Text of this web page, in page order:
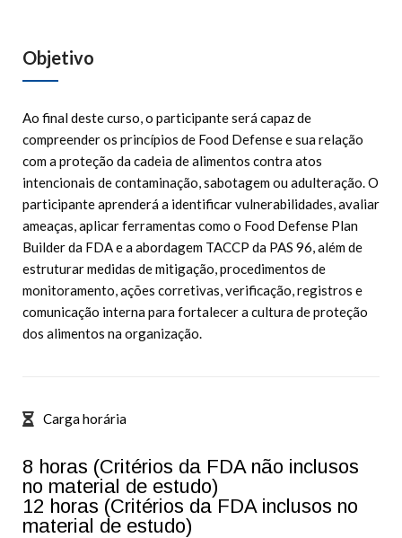
Objetivo
Ao final deste curso, o participante será capaz de
compreender os princípios de Food Defense e sua relação
com a proteção da cadeia de alimentos contra atos
intencionais de contaminação, sabotagem ou adulteração. O
participante aprenderá a identificar vulnerabilidades, avaliar
ameaças, aplicar ferramentas como o Food Defense Plan
Builder da FDA e a abordagem TACCP da PAS 96, além de
estruturar medidas de mitigação, procedimentos de
monitoramento, ações corretivas, verificação, registros e
comunicação interna para fortalecer a cultura de proteção
dos alimentos na organização.
Carga horária
8 horas (Critérios da FDA não inclusos
no material de estudo)
12 horas (Critérios da FDA inclusos no
material de estudo)